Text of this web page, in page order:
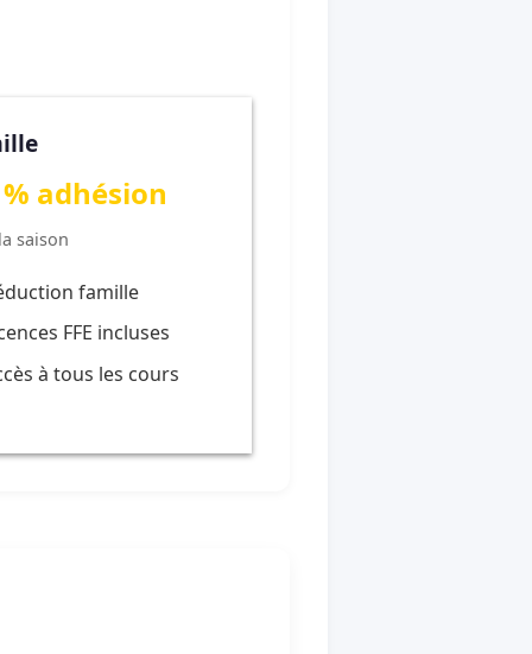
adhésion
saison
famille
FFE incluses
à tous les cours